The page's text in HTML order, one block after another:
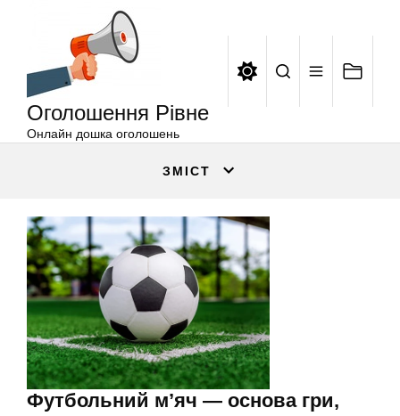
Оголошення Рівне
Онлайн дошка оголошень
ЗМІСТ
Футбольний м’яч — основа гри,